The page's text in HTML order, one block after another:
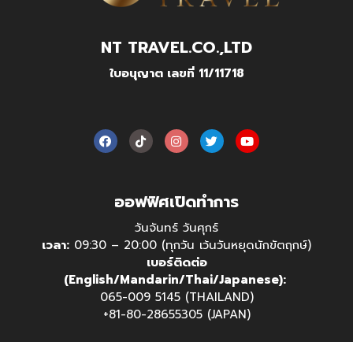
NT TRAVEL.CO.,LTD
ใบอนุญาต เลขที่ 11/11718
ออฟฟิศเปิดทำการ
วันจันทร์ วันศุกร์
เวลา: 09:30 – 20:00 (ทุกวัน เว้นวันหยุดนักขัตฤกษ์)
เบอร์ติดต่อ
(English/Mandarin/Thai/Japanese):
065-009 5145 (THAILAND)
+81-80-28655305 (JAPAN)